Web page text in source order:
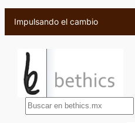
Saltar
contenido
Impulsando el cambio
B